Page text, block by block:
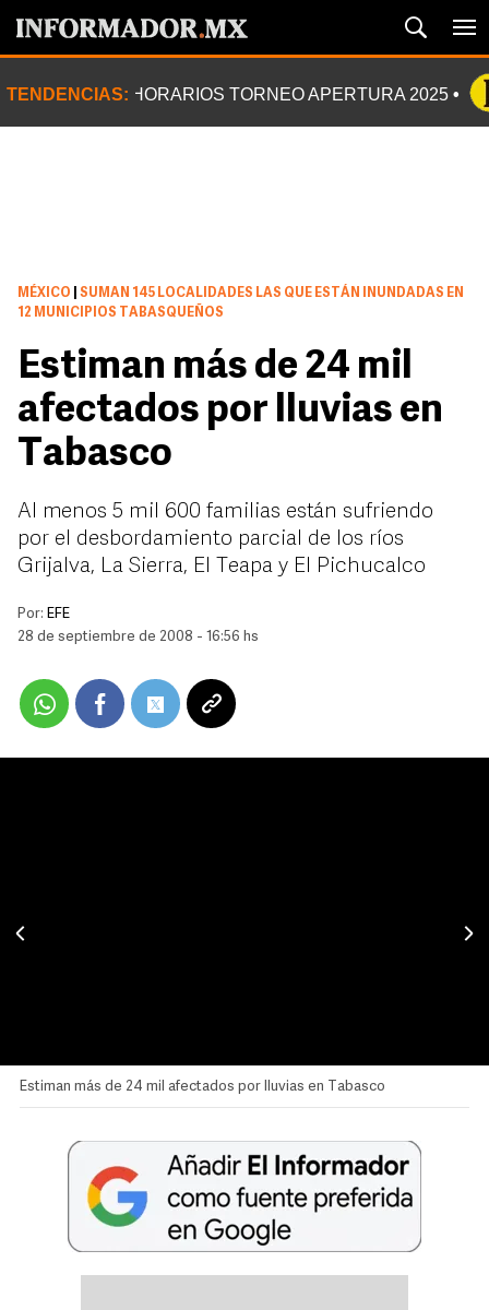
TENDENCIAS: HORARIOS TORNEO APERTURA 2025
MÉXICO
SUMAN 145 LOCALIDADES LAS QUE ESTÁN INUNDADAS EN
12 MUNICIPIOS TABASQUEÑOS
Estiman más de 24 mil
afectados por lluvias en
Tabasco
Al menos 5 mil 600 familias están sufriendo
por el desbordamiento parcial de los ríos
Grijalva, La Sierra, El Teapa y El Pichucalco
Por: EFE
28 de septiembre de 2008 - 16:56 hs
Estiman más de 24 mil afectados por lluvias en Tabasco